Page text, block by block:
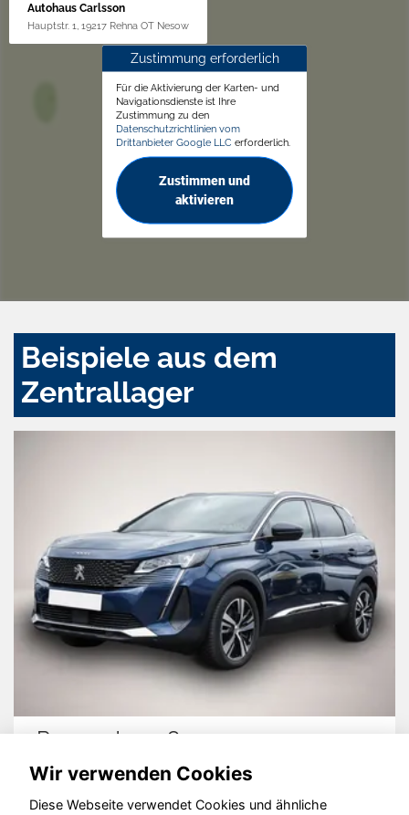
Autohaus Carlsson
Hauptstr. 1, 19217 Rehna OT Nesow
Zustimmung erforderlich
Für die Aktivierung der Karten- und
Navigationsdienste ist Ihre
Zustimmung zu den
Datenschutzrichtlinien vom
Drittanbieter Google LLC erforderlich.
Zustimmen und
aktivieren
Beispiele aus dem
Zentrallager
Peugeot 3008
Wir verwenden Cookies
Diese Webseite verwendet Cookies und ähnliche